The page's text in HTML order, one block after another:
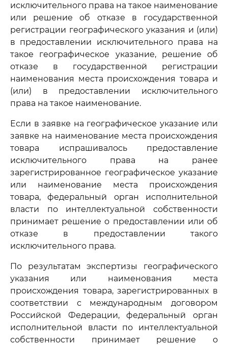
исключительного права на такое наименование
или решение об отказе в государственной
регистрации географического указания и (или)
в предоставлении исключительного права на
такое географическое указание, решение об
отказе в государственной регистрации
наименования места происхождения товара и
(или) в предоставлении исключительного
права на такое наименование.
Если в заявке на географическое указание или
заявке на наименование места происхождения
товара испрашивалось предоставление
исключительного права на ранее
зарегистрированное географическое указание
или наименование места происхождения
товара, федеральный орган исполнительной
власти по интеллектуальной собственности
принимает решение о предоставлении или об
отказе в предоставлении такого
исключительного права.
По результатам экспертизы географического
указания или наименования места
происхождения товара, зарегистрированных в
соответствии с международным договором
Российской Федерации, федеральный орган
исполнительной власти по интеллектуальной
собственности принимает решение о